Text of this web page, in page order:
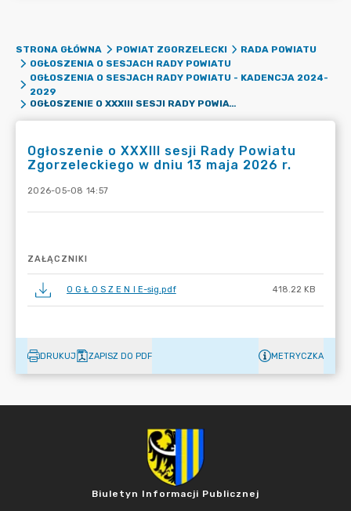
STRONA GŁÓWNA POWIAT ZGORZELECKI
RADA POWIATU
OGŁOSZENIA O SESJACH RADY POWIATU
OGŁOSZENIA O SESJACH RADY POWIATU - KADENCJA 2024-
2029
OGŁOSZENIE O XXXIII SESJI RADY POWIATU ZGORZELECKIEGO W DNIU 13 MAJA 2026 R.
Ogłoszenie o XXXIII sesji Rady Powiatu
Zgorzeleckiego w dniu 13 maja 2026 r.
2026-05-08 14:57
ZAŁĄCZNIKI
O G Ł O S Z E N I E-sig.pdf 418.22 KB
DRUKUJ ZAPISZ DO PDF METRYCZKA
Biuletyn Informacji Publicznej